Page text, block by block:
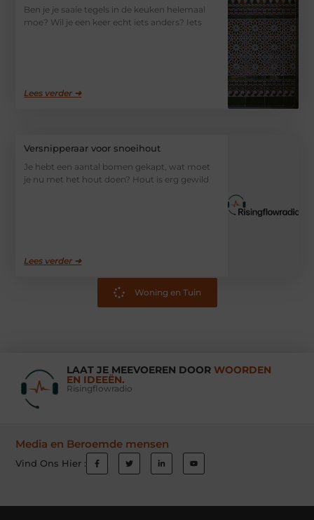
Ben je je saaie tegels in de keuken helemaal
moe? Wil je een keer echt iets anders? Iets
Lees verder ➜
Versnipperaar voor snoeihout
Je hebt een aantal bomen gekapt, wat moet
je nu met het hout doen? Hout is erg gewild
Lees verder ➜
Woning en Tuin
LAAT JE MEEVOEREN DOOR WOORDEN
EN IDEEËN.
Risingflowradio
Media en Beroemde mensen
Vind Ons Hier :